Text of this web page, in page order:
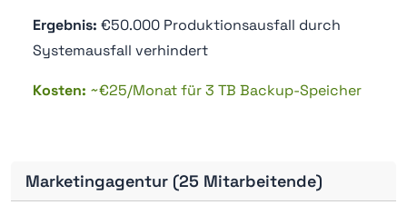
Ergebnis: €50.000 Produktionsausfall durch
Systemausfall verhindert
Kosten: ~€25/Monat für 3 TB Backup-Speicher
Marketingagentur (25 Mitarbeitende)